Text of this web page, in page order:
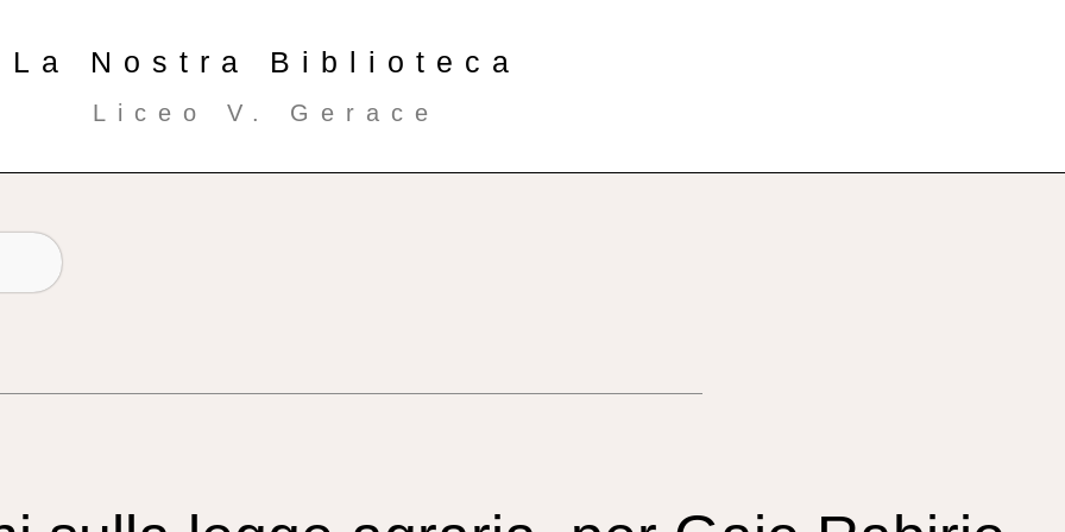
La Nostra Biblioteca
Liceo V. Gerace